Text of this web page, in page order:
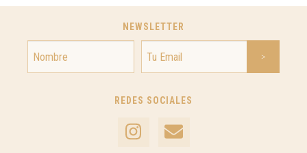
NEWSLETTER
REDES SOCIALES